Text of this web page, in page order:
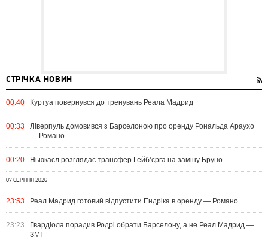
СТРІЧКА НОВИН
00:40 Куртуа повернувся до тренувань Реала Мадрид
00:33
Ліверпуль домовився з Барселоною про оренду Рональда Араухо
— Романо
00:20 Ньюкасл розглядає трансфер Гейб’єрга на заміну Бруно
07 СЕРПНЯ 2026
23:53 Реал Мадрид готовий відпустити Ендріка в оренду — Романо
23:23
Гвардіола порадив Родрі обрати Барселону, а не Реал Мадрид —
ЗМІ